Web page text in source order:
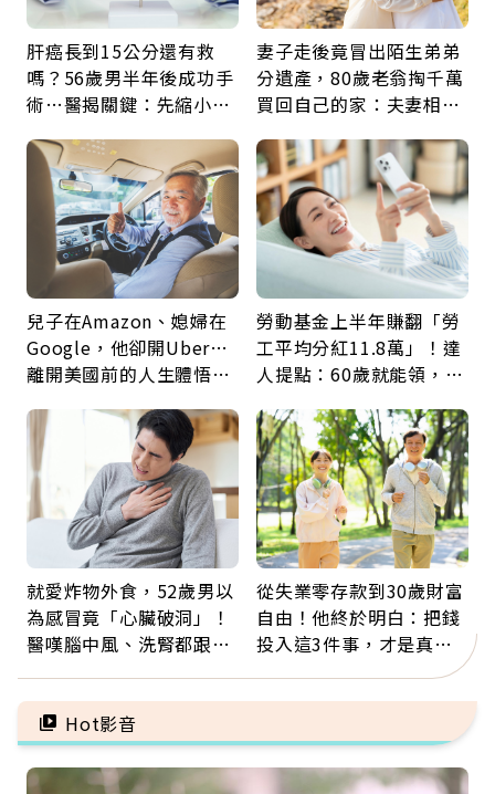
肝癌長到15公分還有救
嗎？56歲男半年後成功手
術…醫揭關鍵：先縮小腫
妻子走後竟冒出陌生弟弟
分遺產，80歲老翁掏千萬
買回自己的家：夫妻相守
兒子在Amazon、媳婦在
Google，他卻開Uber…
離開美國前的人生體悟：
勞動基金上半年賺翻「勞
工平均分紅11.8萬」！達
人提點：60歲就能領，重
就愛炸物外食，52歲男以
為感冒竟「心臟破洞」！
醫嘆腦中風、洗腎都跟它
救
從失業零存款到30歲財富
自由！他終於明白：把錢
投入這3件事，才是真正
Hot影音